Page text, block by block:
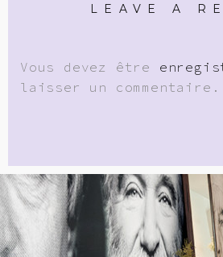
LEAVE A
Vous devez être
laisser un commentaire.